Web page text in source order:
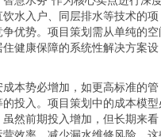
水入户、同层排水等技术的项
优势。项目策划需从单纯的空
健康保障的系统性解决方案设
成本势必增加，如更高标准的管
投入。项目策划中的成本模型
然前期投入增加，但长期来看
效率，减少漏水维修风险，这